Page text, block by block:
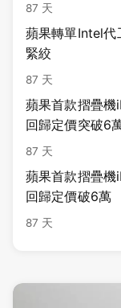
87 天
蘋果轉單Intel代
緊絞
87 天
蘋果首款摺疊
回歸定價突破6
87 天
蘋果首款摺疊
回歸定價破6萬
87 天